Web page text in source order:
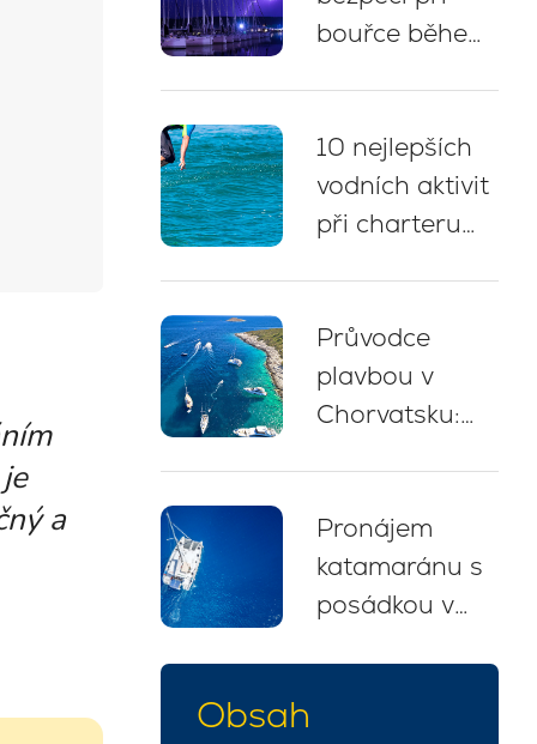
a
bouřce během
zásadních
doporučení
10 nejlepších
vodních aktivit
při charteru
Průvodce
plavbou v
Chorvatsku:
pro
začátečníky
(2026)
Pronájem
katamaránu s
posádkou v
Obsah